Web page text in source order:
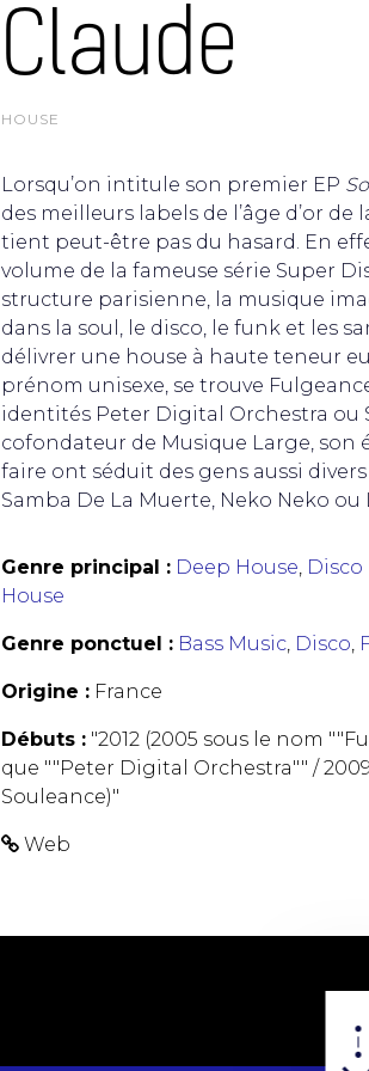
Claude
HOUSE
Lorsqu’on intitule son premier EP
des meilleurs labels de l’âge d’or de
tient peut-être pas du hasard. En
volume de la fameuse série Super
structure parisienne, la musique
dans la soul, le disco, le funk et les
délivrer une house à haute teneur
prénom unisexe, se trouve
identités Peter Digital Orchestra ou
cofondateur de Musique Large, son
faire ont séduit des gens aussi
Samba De La Muerte, Neko Neko ou
Genre principal : Deep House, Disco
House
Genre ponctuel : Bass Music, Disco,
Origine :France
Débuts :"2012 (2005 sous le nom
que ""Peter Digital Orchestra"" /
Souleance)"
Web